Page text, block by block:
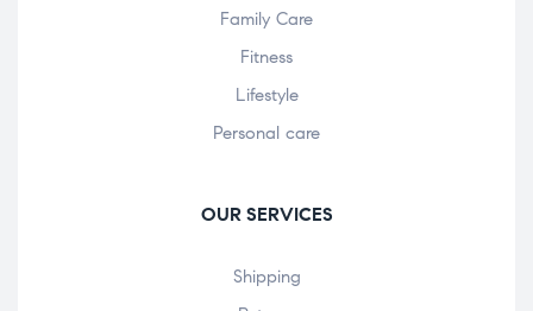
Family Care
Fitness
Lifestyle
Personal care
OUR SERVICES
Shipping